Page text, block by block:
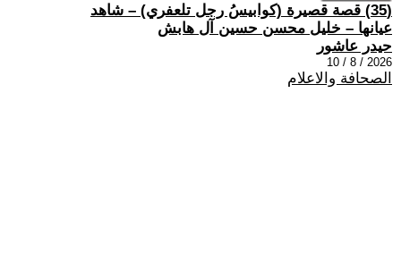
(35) قصة قصيرة (كوابيسُ رجل تلعفري) – شاهد
عيانها – خليل محسن حسين آل هابش
حيدر عاشور
2026 / 8 / 10
الصحافة والاعلام